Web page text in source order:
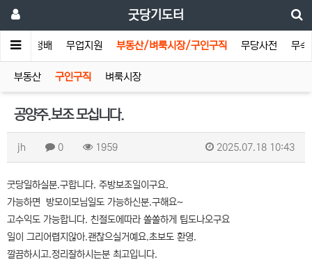
굿당기도터
터 청배 무업지원 부동산/벼룩시장/구인구직 무당사전 무속
부동산 구인구직 벼룩시장
공양주.보조 모십니다.
jh 0 1959 2025.07.18 10:43
굿당일하실분.구합니다. 주방보조일이구요.
가능하면 방모이모님일도 가능하신분.구해요~
고수익도 가능합니다. 친절도에따라 쏠쏠하게 팁도나오구요
일이 그리어렵지않아.괜찮으실거예요.초보도 환영.
깔끔하시고.정리잘하시는분 최고입니다.